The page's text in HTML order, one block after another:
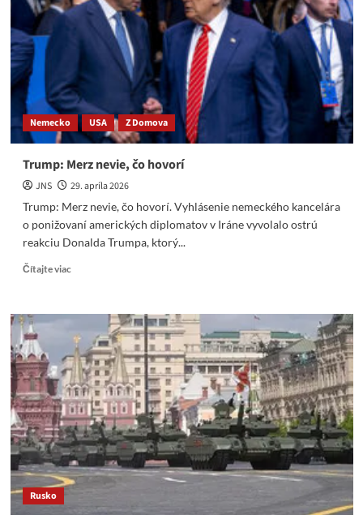
protiraketovej
Nemecko USA Z Domova
Trump: Merz nevie, čo hovorí
JNS
29. apríla 2026
Trump: Merz nevie, čo hovorí. Vyhlásenie nemeckého kancelára
o ponižovaní amerických diplomatov v Iráne vyvolalo ostrú
reakciu Donalda Trumpa, ktorý...
Čítajte viacRead
Trump:
nevie,
čo
hovorí
Rusko